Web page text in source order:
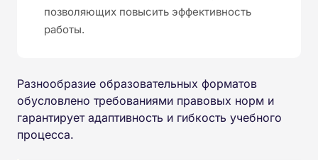
позволяющих повысить эффективность
работы.
Разнообразие образовательных форматов
обусловлено требованиями правовых норм и
гарантирует адаптивность и гибкость учебного
процесса.